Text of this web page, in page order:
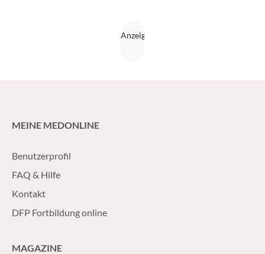
MEINE MEDONLINE
Benutzerprofil
FAQ & Hilfe
Kontakt
DFP Fortbildung online
MAGAZINE